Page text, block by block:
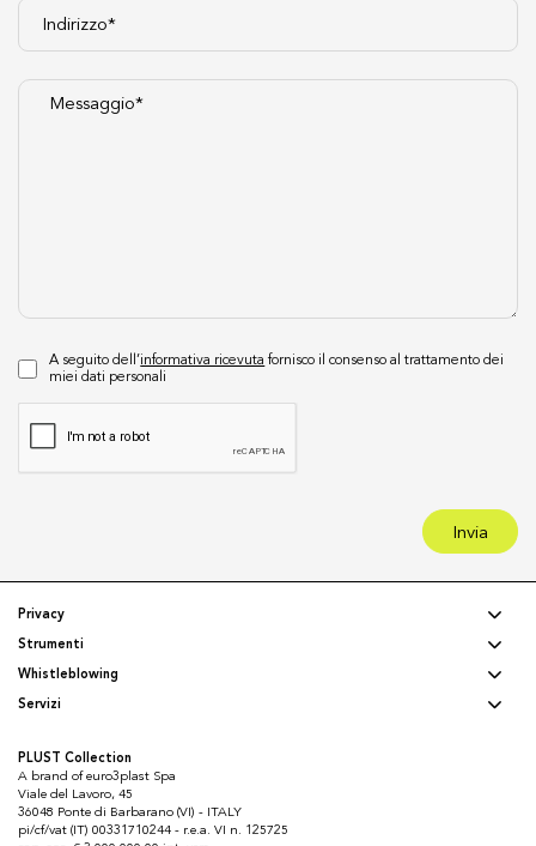
A seguito dell’informativa ricevuta fornisco il consenso al trattamento dei
miei dati personali
Invia
PLUST Collection
A brand of euro3plast Spa
Viale del Lavoro, 45
36048 Ponte di Barbarano (VI) - ITALY
pi/cf/vat (IT) 00331710244 - r.e.a. VI n. 125725
Privacy
Strumenti
Whistleblowing
Servizi